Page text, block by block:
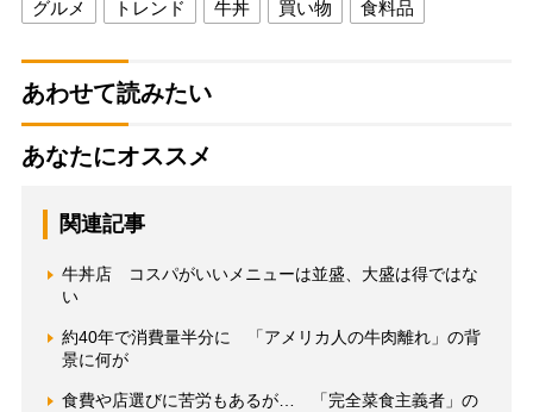
グルメ トレンド 牛丼 買い物 食料品
あわせて読みたい
あなたにオススメ
関連記事
牛丼店 コスパがいいメニューは並盛、大盛は得ではな
い
約40年で消費量半分に 「アメリカ人の牛肉離れ」の背
景に何が
食費や店選びに苦労もあるが… 「完全菜食主義者」の